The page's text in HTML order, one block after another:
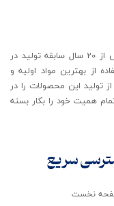
شرکت تجهیزات توانبخشی رهاورد مهر ایرانیان با بیش از 20 سال سابقه تولید در
از بهترین مواد اولیه و
تولید این محصولات را در
همیت خود را بکار بسته
نخست
سریع